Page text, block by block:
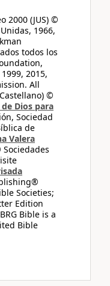
2000 (JUS) ©
1966,
todos los
2015,
All
©
Dios para
Sociedad
de
Valera
Societies;
Edition
Bible is a
Bible